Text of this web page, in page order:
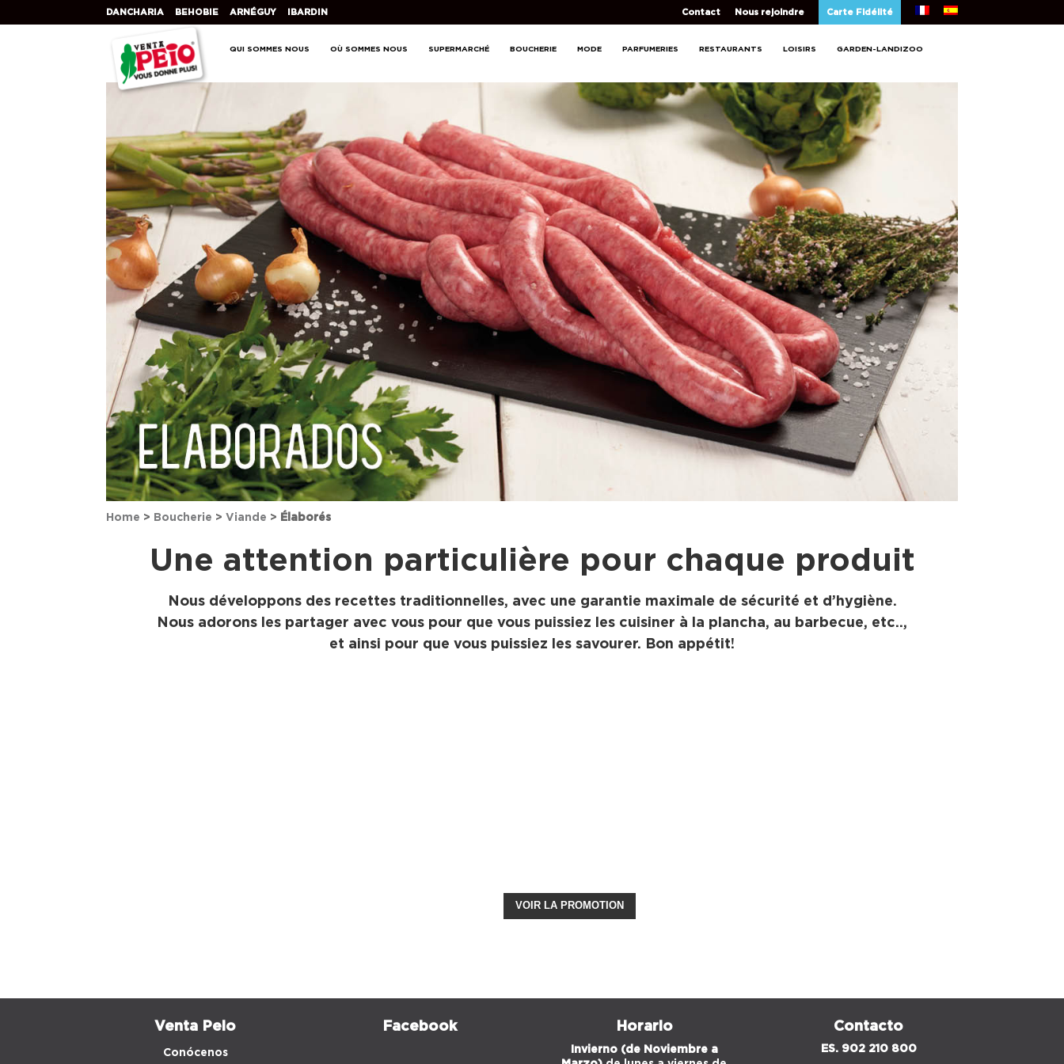
DANCHARIA BEHOBIE ARNÉGUY IBARDIN Contact Nous rejoindre Carte Fidélité
QUI SOMMES NOUS OÙ SOMMES NOUS SUPERMARCHÉ BOUCHERIE MODE PARFUMERIES RESTAURANTS LOISIRS GARDEN-LANDIZOO
Home > Boucherie > Viande > Élaborés
Une attention particulière pour chaque produit
Nous développons des recettes traditionnelles, avec une garantie maximale de sécurité et d’hygiène.
Nous adorons les partager avec vous pour que vous puissiez les cuisiner à la plancha, au barbecue, etc..,
et ainsi pour que vous puissiez les savourer. Bon appétit!
VOIR LA PROMOTION
Venta Peio
Conócenos
Facebook Horario
Invierno (de Noviembre a
Contacto
ES. 902 210 800